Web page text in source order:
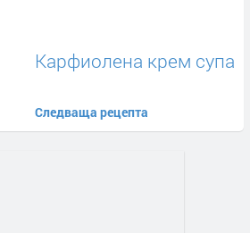
Карфиолена крем супа
Следваща рецепта